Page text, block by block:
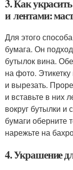
3. Как
и лентами:
Для этого
бумага. Он
бутылок вина.
на фото.
и вырезать.
и вставьте в них
вокруг бутылки и
бумаги оберните
нарежьте на
4. Украшение